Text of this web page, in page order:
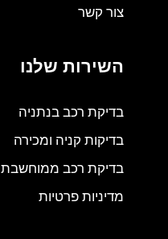
צור קשר
השירות שלנו
בדיקת רכב בנתניה
בדיקות קניה ומכירה
בדיקת רכב ממוחשבת
מדיניות פרטיות